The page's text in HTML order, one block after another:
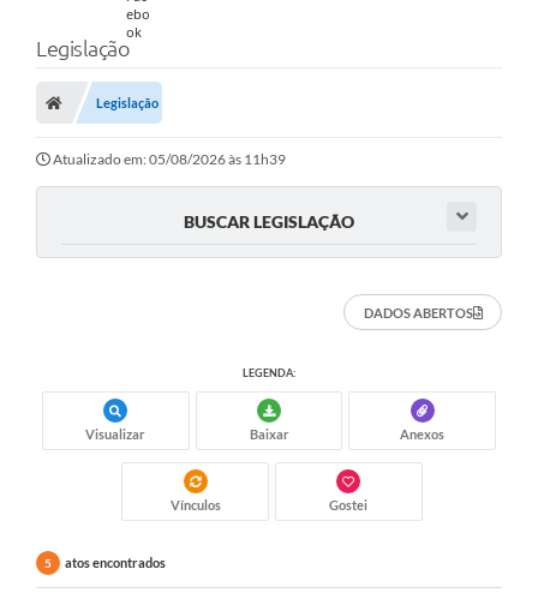
Legislação
Legislação
Atualizado em: 05/08/2026 às 11h39
BUSCAR LEGISLAÇÃO
DADOS ABERTOS
LEGENDA:
Visualizar Baixar Anexos
Vínculos Gostei
5 atos encontrados